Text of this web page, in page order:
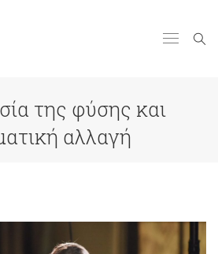
της φύσης και
αλλαγή